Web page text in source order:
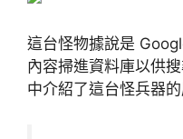
這台怪物據說是
內容掃進資料庫以供
中介紹了這台怪兵器的